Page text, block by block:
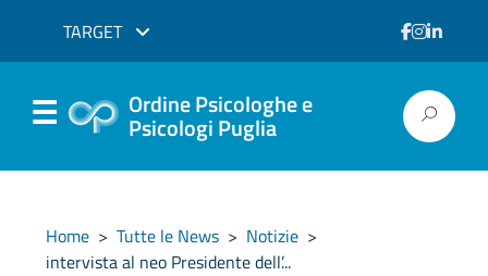
TARGET
Ordine Psicologhe e
Psicologi Puglia
Home > Tutte le News > Notizie >
intervista al neo Presidente dell’...